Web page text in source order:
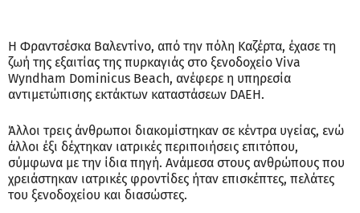
Η Φραντσέσκα Βαλεντίνο, από την πόλη Καζέρτα, έχασε τη
ζωή της εξαιτίας της πυρκαγιάς στο ξενοδοχείο Viva
Wyndham ⁠Dominicus ⁠Beach, ανέφερε η υπηρεσία
αντιμετώπισης εκτάκτων καταστάσεων DAEH.
Άλλοι τρεις άνθρωποι διακομίστηκαν σε κέντρα υγείας, ενώ
άλλοι έξι δέχτηκαν ιατρικές περιποιήσεις επιτόπου,
σύμφωνα με την ίδια πηγή. Ανάμεσα στους ανθρώπους που
χρειάστηκαν ιατρικές φροντίδες ήταν επισκέπτες, πελάτες
του ξενοδοχείου και διασώστες.